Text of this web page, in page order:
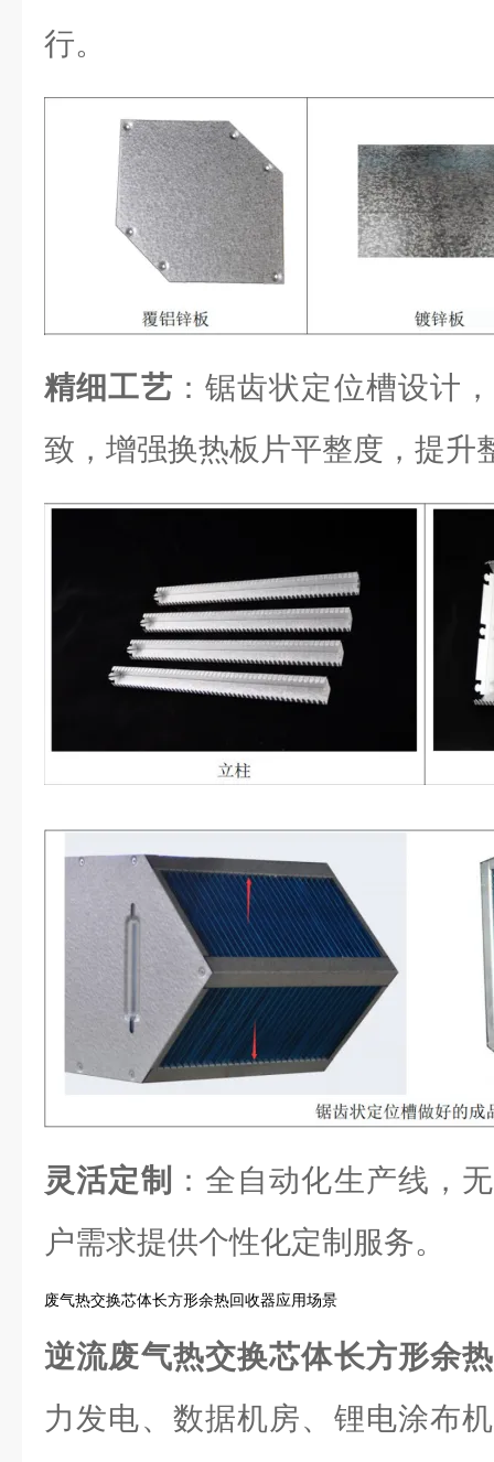
行。
精细工艺 ：锯齿状定位槽设计
致，增强换热板片平整度，提升
灵活定制
：全自动化生产线，
户需求提供个性化定制服务。
废气热交换芯体长方形余热回收器应用场景
逆流废气热交换芯体长方形余
力发电、数据机房、锂电涂布